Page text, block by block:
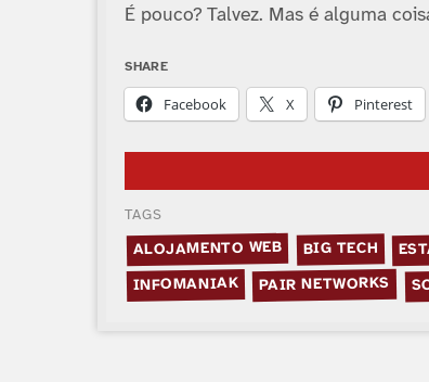
É pouco? Talvez. Mas é alguma
SHARE
Facebook X Pinterest
TAGS
ALOJAMENTO WEB BIG TECH
INFOMANIAK PAIR NETWORKS